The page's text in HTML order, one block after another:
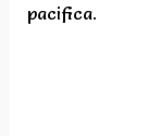
pacifica.